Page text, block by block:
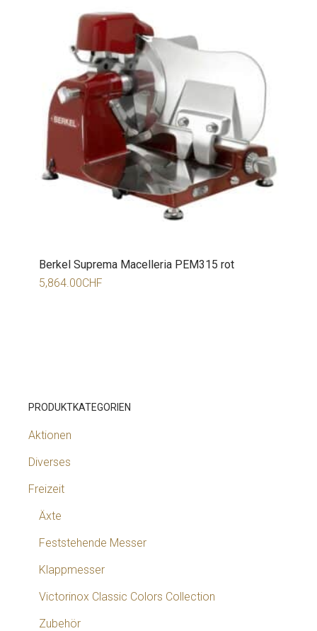
Berkel Suprema Macelleria PEM315 rot
5,864.00CHF
PRODUKTKATEGORIEN
Aktionen
Diverses
Freizeit
Äxte
Feststehende Messer
Klappmesser
Victorinox Classic Colors Collection
Zubehör